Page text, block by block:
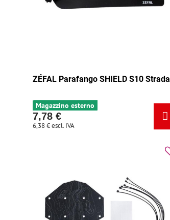
ZÉFAL Parafango SHIELD S10 Strada
Magazzino esterno
7,78 €
6,38 €escl. IVA